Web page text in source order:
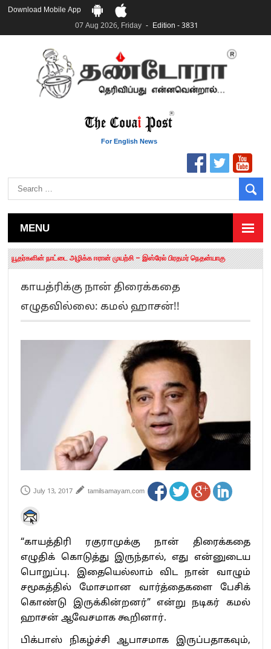
Download Mobile App
07 Aug 2026, Friday
Edition - 3831
For English News
MENU
தமிழக சட்டப்பேரவையில் காலியிடங்கள் 6 ஆக உயர்வு
யூதர்களின் நாட்டை அழிக்க ஈரான் முயற்சி – இஸ்ரேல் பிரதமர் நெதன்யாகு
“மக்களால் நிராகரிக்கப்பட்டவர் ஸ்டாலின்!” – செங்கோட்டையன்
எங்களை நீக்குவதற்கு இபிஎஸ்க்கு அதிகாரம் இல்லை.. – சி. வி.சண்முகம்
எஸ்.பி.வேலுமணி, சி.வி.சண்முகம் உள்ளிட்ட MLA-க்கள் பதவி பறிப்பு
”நீட் தேர்வை முழுமையாக ரத்து செய்ய வேண்டும்”- முதல்வர் விஜய்
பிரவீன் சக்ரவர்த்தியின் கருத்து காங்கிரஸ் தலைமையின் கருத்து கிடையாது – கார்த்தி
“ஜெயலலிதா அவர்களே என் ரோல் மாடல்” -பிரேமலதா விஜயகாந்த் பேட்டி
ராகுல் காந்தி கைது – தவெக தலைவர் விஜய் கண்டனம்
செத்து சாம்பல் ஆனாலும் தனித்துதான் போட்டி – சீமான்
பாகிஸ்தானின் அணு ஆயுத மிரட்டலுக்கு அஞ்சமாட்டோம் – இந்தியா
மத்திய ஆசிரியர் தகுதித் தேர்வு: பட்டதாரிகள் அக்.16 வரை விண்ணப்பிக்கலாம்
தமிழக சட்டப்பேரவையில் காலியிடங்கள் 6 ஆக உயர்வு
காயத்ரிக்கு நான் திரைக்கதை
எழுதவில்லை: கமல் ஹாசன்!!
July 13, 2017 tamilsamayam.com
“காயத்திரி ரகுராமுக்கு நான் திரைக்கதை
எழுதிக் கொடுத்து இருந்தால், எது என்னுடைய
பொறுப்பு. இதையெல்லாம் விட நான் வாழும்
சமூகத்தில் மோசமான வார்த்தைகளை பேசிக்
கொண்டு இருக்கின்றனர்” என்று நடிகர் கமல்
ஹாசன் ஆவேசமாக கூறினார்.
பிக்பாஸ் நிகழ்ச்சி ஆபாசமாக இருப்பதாகவும்,